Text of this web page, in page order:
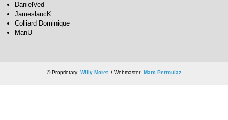
DanielVed
JameslaucK
Colliard Dominique
ManU
© Proprietary: Willy Moret/ Webmaster: Marc Perroulaz